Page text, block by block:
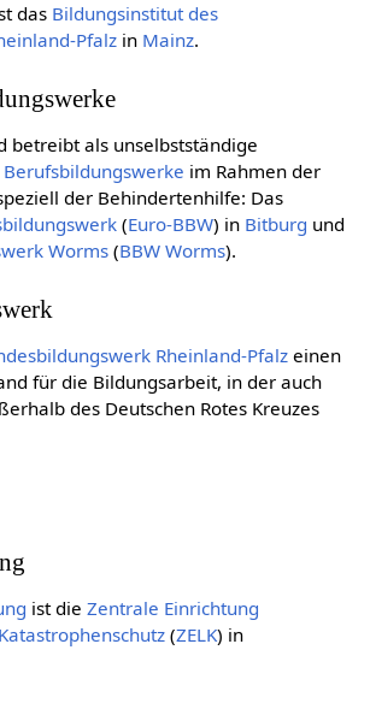
das Bildungsinstitut des
Pfalzin Mainz.
betreibt als unselbstständige
Berufsbildungswerke im Rahmen der
der Behindertenhilfe: Das
(Euro-BBW) in Bitburg und
Worms(BBW Worms).
Rheinland-Pfalzeinen
für die Bildungsarbeit, in der auch
des Deutschen Rotes Kreuzes
ist die Zentrale Einrichtung
(ZELK) in